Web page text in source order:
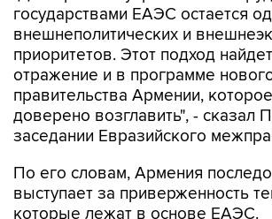
государствами ЕАЭС остается
внешнеполитических и
приоритетов. Этот подход
отражение и в программе
правительства Армении,
доверено возглавить", - сказал
заседании Евразийского
По его словам, Армения
выступает за приверженность
которые лежат в основе ЕАЭС.